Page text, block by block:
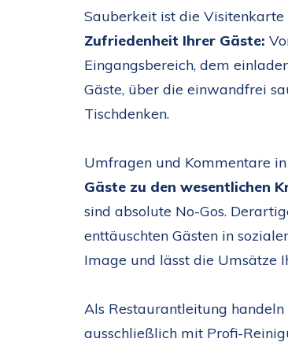
Sauberkeit ist die Visitenkarte
Zufriedenheit Ihrer Gäste:
Eingangsbereich, dem
Gäste, über die einwandfrei
Tischdenken.
Umfragen und Kommentare
Gäste zu den wesentlichen
sind absolute No-Gos.
enttäuschten Gästen in
Image und lässt die Umsätze
Als Restaurantleitung
ausschließlich mit Profi-